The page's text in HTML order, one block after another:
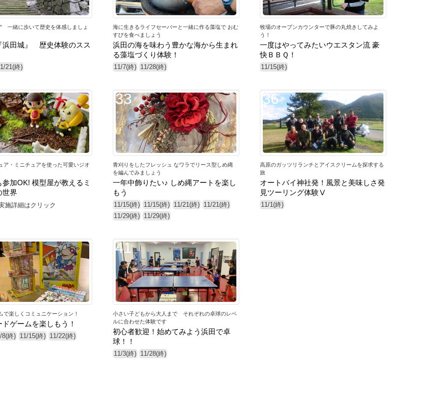
一緒に歩いて歴史を体感しましょ
浜田城』 歴史体験のスス
21(終)
海に生きるライフセーバーと一緒に作る藻塩で おむ
すびを食べましょう
浜田の海を味わう豊かな海から生まれ
る藻塩づくり体験！
11/7(終) 11/28(終)
牧場のオープンカウンターで豚の丸焼きしてみよ
う！
一度はやってみたいウエスタン流 豪
快ＢＢＱ！
11/15(終)
ア・ミニチュアを使った可愛いジオ
参加OK! 模型屋が教えるミ
世界
施詳細はクリック
33
青刈りをしたフレッシュ なワラでリース型しめ縄
を編んでみましょう
一年中飾りたい♪ しめ縄アートを楽し
もう
11/15(終) 11/15(終) 11/21(終) 11/21(終)
11/29(終) 11/29(終)
36
高原のガッツリランチとアイスクリームを探求する
旅
オートバイ神社発！風景と美味しさ発
見ツーリング体験Ⅴ
11/1(終)
で楽しくコミュニケーション！
ゲームを楽しもう！
8(終) 11/15(終) 11/22(終)
41
小さい子どもから大人まで それぞれの卓球のレベ
ルに合わせた体験です
初心者歓迎！始めてみよう浜田で卓
球！！
11/3(終) 11/28(終)